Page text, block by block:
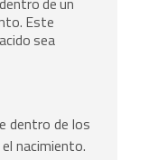
Este
sea
dentro de los
nacimiento.